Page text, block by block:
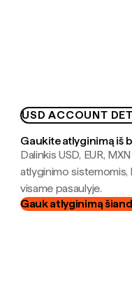
USD ACCOUNT
Gaukite atlyginimą iš
Dalinkis USD, EUR,
atlyginimo
visame pasaulyje.
Gauk atlyginimą